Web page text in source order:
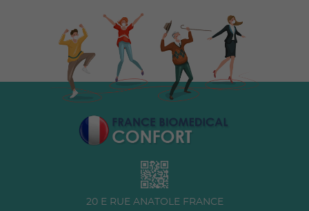
20 E RUE ANATOLE FRANCE